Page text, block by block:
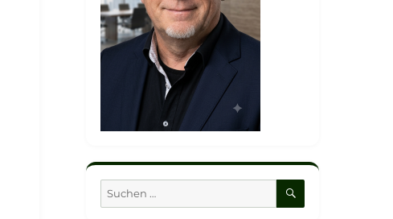
Suchen
nach:
SUCHEN